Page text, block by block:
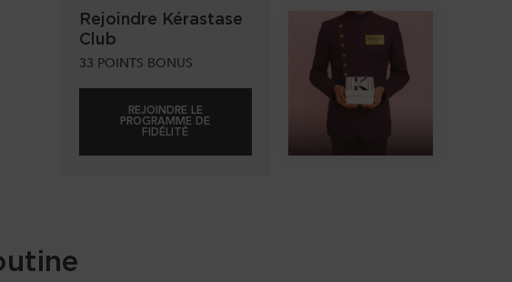
Rejoindre Kérastase
Club
33 POINTS BONUS
REJOINDRE LE
PROGRAMME DE
FIDÉLITÉ